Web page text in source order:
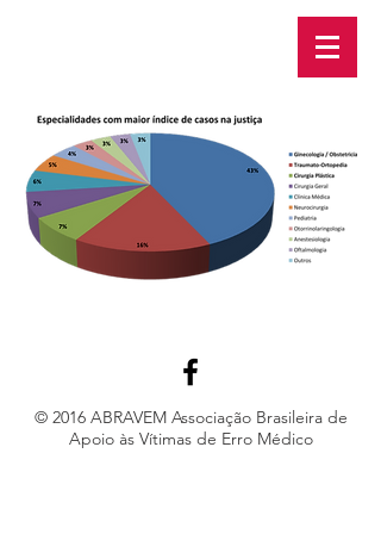
© 2016 ABRAVEM Associação Brasileira de
Apoio às Vítimas de Erro Médico